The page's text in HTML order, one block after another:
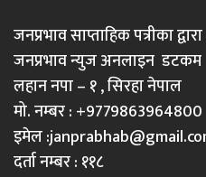
जनप्रभाव साप्ताहिक पत्रीका
जनप्रभाव न्युज अनलाइन डटकम
लहान नपा – १ , सिरहा नेपाल
मो. नम्बर : +9779863964800
इमेल :
दर्ता नम्बर : ११८